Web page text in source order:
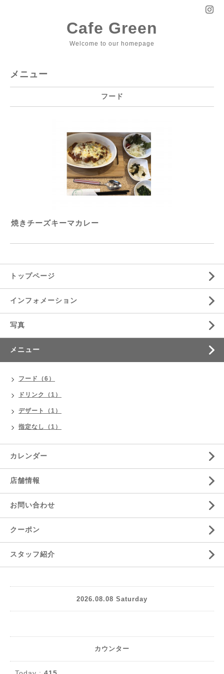
Cafe Green
Welcome to our homepage
メニュー
フード
焼きチーズキーマカレー
トップページ
インフォメーション
写真
メニュー
フード（6）
ドリンク（1）
デザート（1）
指定なし（1）
カレンダー
店舗情報
お問い合わせ
クーポン
スタッフ紹介
2026.08.08 Saturday
カウンター